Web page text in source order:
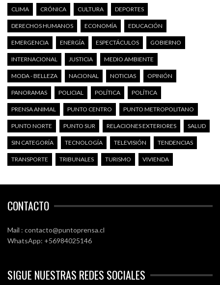
CLIMA CRÓNICA CULTURA DEPORTES
DERECHOS HUMANOS ECONOMÍA EDUCACIÓN
EMERGENCIA ENERGÍA ESPECTÁCULOS GOBIERNO
INTERNACIONAL JUSTICIA MEDIO AMBIENTE
MODA - BELLEZA NACIONAL NOTICIAS OPINIÓN
PANORAMAS POLICIAL POLÍTICA POLÍTICA
PRENSA ANIMAL PUNTO CENTRO PUNTO METROPOLITANO
PUNTO NORTE PUNTO SUR RELACIONES EXTERIORES SALUD
SIN CATEGORÍA TECNOLOGÍA TELEVISIÓN TENDENCIAS
TRANSPORTE TRIBUNALES TURISMO VIVIENDA
CONTACTO
Mail : contacto@puntoprensa.cl
WhatsApp: +56984025146
SIGUE NUESTRAS REDES SOCIALES